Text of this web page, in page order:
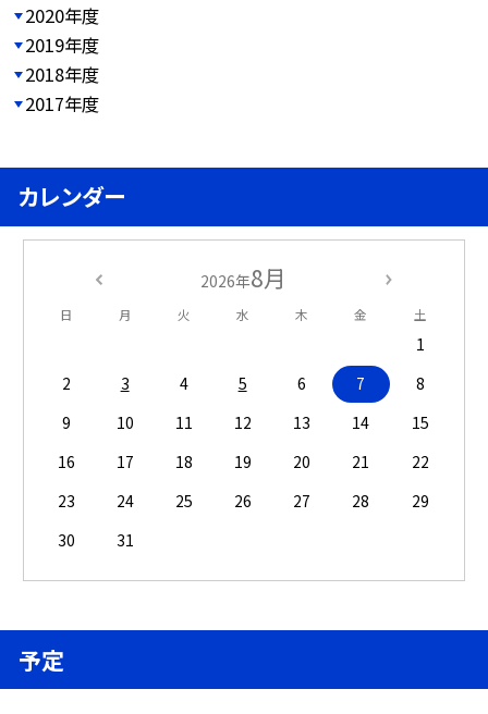
2020年度
2019年度
2018年度
2017年度
カレンダー
2026年8月
日 月 火 水 木 金 土
1
2
3 4 5 6 7
8
9
10 11 12 13 14
15
16
17 18 19 20 21
22
23
24 25 26 27 28
29
30
31
予定